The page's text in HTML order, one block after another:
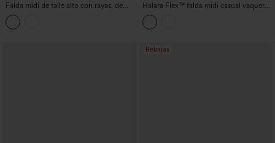
Falda midi de talle alto con rayas, de
algodón arrugado, casual y vaporosa,
con bolsillos
Halara Flex™ falda midi casual vaquera
de tiro medio con bolsillos
Rebajas